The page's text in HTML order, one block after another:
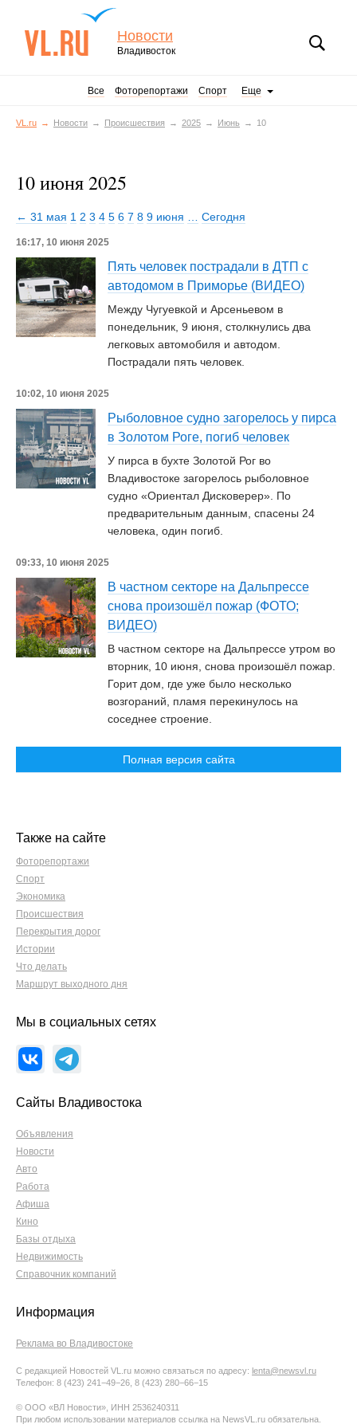
Новости
Владивосток
Все Фоторепортажи Спорт Еще
VL.ru Новости Происшествия 2025 Июнь 10
10 июня 2025
← 31 мая 1 2 3 4 5 6 7 8 9 июня Сегодня
16:17, 10 июня 2025
Пять человек пострадали в ДТП с
автодомом в Приморье (ВИДЕО)
Между Чугуевкой и Арсеньевом в
понедельник, 9 июня, столкнулись два
легковых автомобиля и автодом.
Пострадали пять человек.
10:02, 10 июня 2025
Рыболовное судно загорелось у пирса
в Золотом Роге, погиб человек
У пирса в бухте Золотой Рог во
Владивостоке загорелось рыболовное
судно «Ориентал Дисковерер». По
предварительным данным, спасены 24
человека, один погиб.
09:33, 10 июня 2025
В частном секторе на Дальпрессе
снова произошёл пожар (ФОТО;
ВИДЕО)
В частном секторе на Дальпрессе утром во
вторник, 10 июня, снова произошёл пожар.
Горит дом, где уже было несколько
возгораний, пламя перекинулось на
соседнее строение.
Полная версия сайта
Также на сайте
Фоторепортажи
Спорт
Экономика
Происшествия
Перекрытия дорог
Истории
Что делать
Маршрут выходного дня
Мы в социальных сетях
Сайты Владивостока
Объявления
Новости
Авто
Работа
Афиша
Кино
Базы отдыха
Недвижимость
Справочник компаний
Информация
Реклама во Владивостоке
С редакцией Новостей VL.ru можно связаться по адресу: lenta@newsvl.ru
Телефон: 8 (423) 241−49−26, 8 (423) 280−66−15
© ООО «ВЛ Новости», ИНН 2536240311
При любом использовании материалов ссылка на NewsVL.ru обязательна.